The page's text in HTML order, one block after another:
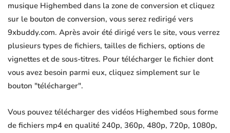
musique Highembed dans la zone de conversion et cliquez
sur le bouton de conversion, vous serez redirigé vers
9xbuddy.com. Après avoir été dirigé vers le site, vous verrez
plusieurs types de fichiers, tailles de fichiers, options de
vignettes et de sous-titres. Pour télécharger le fichier dont
vous avez besoin parmi eux, cliquez simplement sur le
bouton "télécharger".
Vous pouvez télécharger des vidéos Highembed sous forme
de fichiers mp4 en qualité 240p, 360p, 480p, 720p, 1080p,